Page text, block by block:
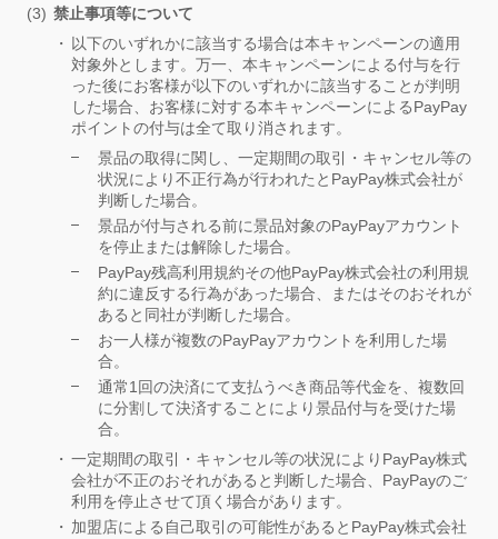
禁止事項等について
以下のいずれかに該当する場合は本キャンペーンの適用
対象外とします。万一、本キャンペーンによる付与を行
った後にお客様が以下のいずれかに該当することが判明
した場合、お客様に対する本キャンペーンによるPayPay
ポイントの付与は全て取り消されます。
景品の取得に関し、一定期間の取引・キャンセル等の
状況により不正行為が行われたとPayPay株式会社が
判断した場合。
景品が付与される前に景品対象のPayPayアカウント
を停止または解除した場合。
PayPay残高利用規約その他PayPay株式会社の利用規
約に違反する行為があった場合、またはそのおそれが
あると同社が判断した場合。
お一人様が複数のPayPayアカウントを利用した場
合。
通常1回の決済にて支払うべき商品等代金を、複数回
に分割して決済することにより景品付与を受けた場
合。
一定期間の取引・キャンセル等の状況によりPayPay株式
会社が不正のおそれがあると判断した場合、PayPayのご
利用を停止させて頂く場合があります。
加盟店による自己取引の可能性があるとPayPay株式会社